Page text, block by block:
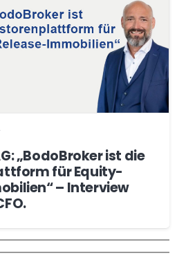
„BodoBroker ist die
für Equity-
– Interview